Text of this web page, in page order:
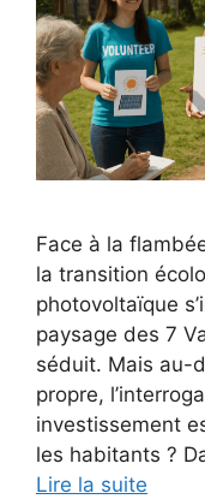
Face à la
la transition
photovoltaïque
paysage des 7
séduit. Mais au-
propre,
investissement
les habitants ?
Lire la suite